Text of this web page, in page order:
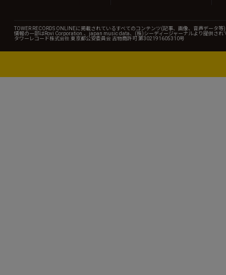
TOWER RECORDS ONLINEに掲載されているすべてのコンテンツ(記事、画像、音声データ
情報の一部はRovi Corporation.、japan music data、(株)シーディージャーナルより提供され
タワーレコード株式会社 東京都公安委員会 古物商許可 第302191605310号